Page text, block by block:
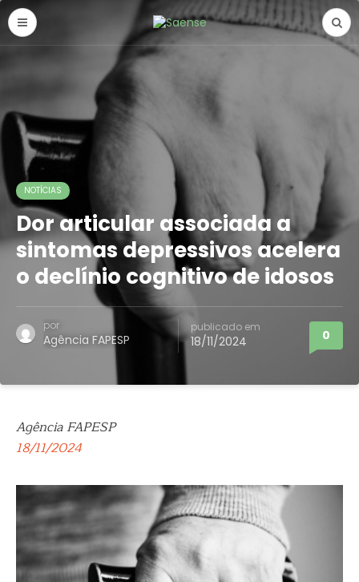
NOTÍCIAS
Dor articular associada a
sintomas depressivos acelera
o declínio cognitivo de idosos
por
Agência FAPESP
publicado em
18/11/2024 0
Agência FAPESP
18/11/2024